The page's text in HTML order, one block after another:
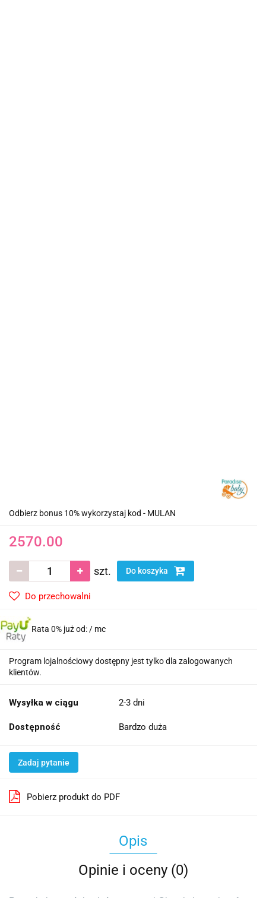
Odbierz bonus 10% wykorzystaj kod - MULAN
2570.00
szt. Do koszyka
Do przechowalni
Rata 0% już od:/ mc
Program lojalnościowy dostępny jest tylko dla zalogowanych
klientów.
Wysyłka w ciągu 2-3 dni
Dostępność Bardzo duża
Zadaj pytanie
Pobierz produkt do PDF
Opis
Opinie i oceny (0)